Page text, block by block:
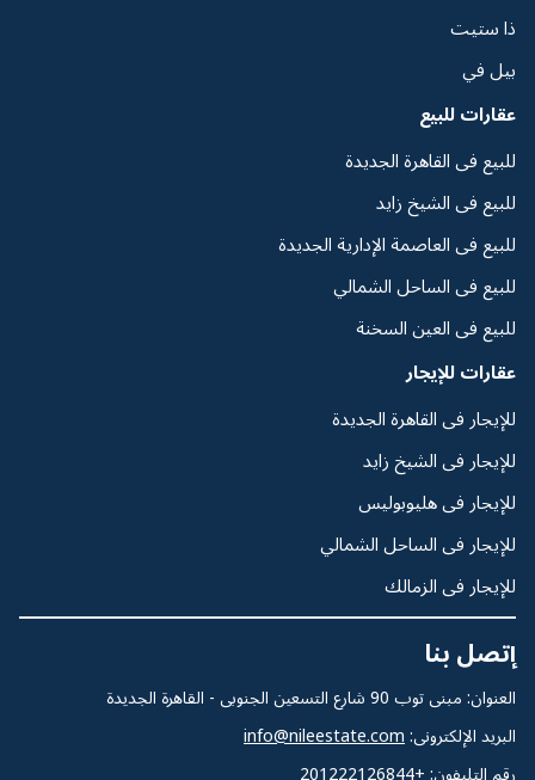
ذا ستيت
بيل في
عقارات للبيع
للبيع فى القاهرة الجديدة
للبيع فى الشيخ زايد
للبيع فى العاصمة الإدارية الجديدة
للبيع فى الساحل الشمالي
للبيع فى العين السخنة
عقارات للإيجار
للإيجار فى القاهرة الجديدة
للإيجار فى الشيخ زايد
للإيجار فى هليوبوليس
للإيجار فى الساحل الشمالي
للإيجار فى الزمالك
إتصل بنا
العنوان: مبنى توب 90 شارع التسعين الجنوبى - القاهرة الجديدة
البريد الإلكترونى: info@nileestate.com
رقم التليفون: +201222126844